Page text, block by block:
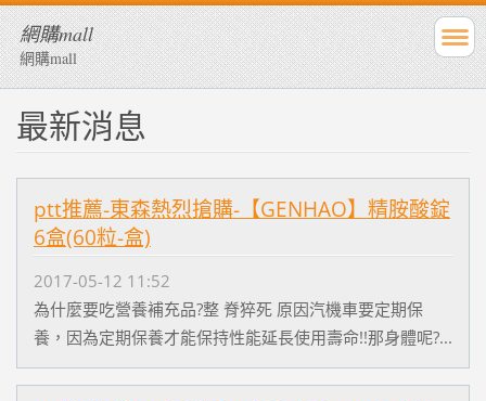
網購mall
網購mall
最新消息
ptt推薦-東森熱烈搶購-【GENHAO】精胺酸錠
6盒(60粒-盒)
2017-05-12 11:52
為什麼要吃營養補充品?整 脊猝死 原因汽機車要定期保
養，因為定期保養才能保持性能延長使用壽命!!那身體呢?...